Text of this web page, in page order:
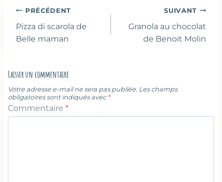
Navigation
de
l’article
PRÉCÉDENT
Pizza di scarola de
Belle maman
SUIVANT
Granola au chocolat
de Benoit Molin
Laisser un commentaire
Votre adresse e-mail ne sera pas publiée. Les champs
obligatoires sont indiqués avec *
Commentaire *